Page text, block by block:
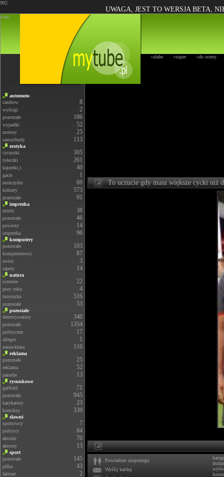
902
UWAGA, JEST TO WERSJA BETA,
start
»słabe »super »do oceny
automoto
carshow
8
wyścigi 2
pozostałe 186
wypadki 52
motory 25
samochody 113
erotyka
cycuszki
305
tyłeczki 261
kajzerki;) 40
gacie 1
meżczyźni 69
kobiety 573
pozostałe 91
imprezka
zrzuty
38
pozostałe 46
powroty 14
imprezka 96
komputery
pozostałe
103
komputerowcy 87
zwisy 3
tapety 14
natura
scenerie
22
pory roku 4
turystyka 516
pozostałe 53
pozostałe
demotywatory
340
pozostałe 1354
polityczne 17
allegro 1
nasza-klasa 110
reklama
pozostałe
25
reklama 52
parodie 13
rysunkowe
garfield
71
pozostałe 945
karykatury 23
komiksy 339
sławni
sportowcy
7
politycy 84
aktorki 70
aktorzy 13
sport
pozostałe
145
piłka 43
falstart 2
To uczucie gdy masz większe cycki niż
Powiadom znajomego
Wyślij kartkę